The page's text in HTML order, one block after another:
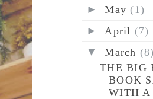
►May (1)
►April (7)
▼March (8)
THE BIG
BOOK
WITH